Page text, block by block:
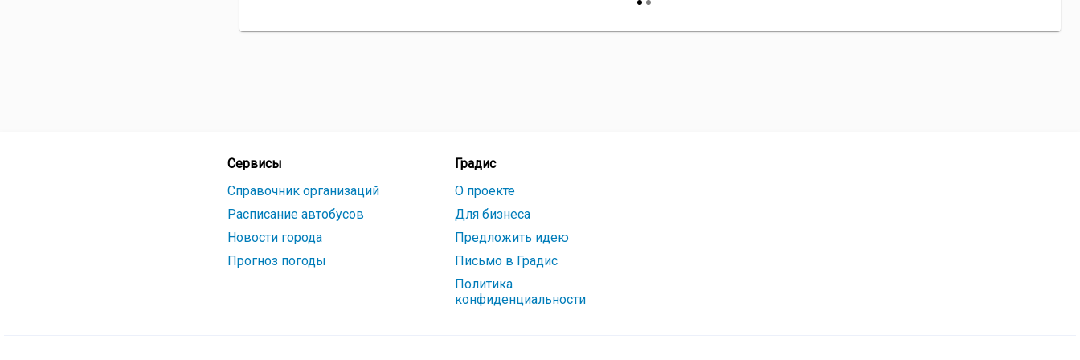
Сервисы
Справочник организаций
Расписание автобусов
Новости города
Прогноз погоды
Градис
О проекте
Для бизнеса
Предложить идею
Письмо в Градис
Политика
конфиденциальности